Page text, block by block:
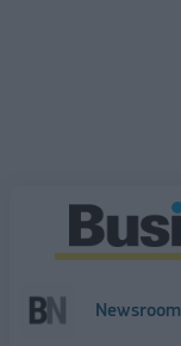
Newsroom